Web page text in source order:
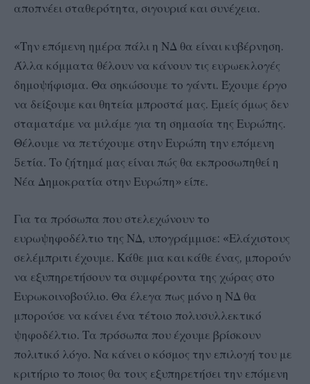
αποπνέει σταθερότητα, σιγουριά και συνέχεια.
«Την επόμενη ημέρα πάλι η ΝΔ θα είναι κυβέρνηση.
Άλλα κόμματα θέλουν να κάνουν τις ευρωεκλογές
δημοψήφισμα. Θα σηκώσουμε το γάντι. Έχουμε έργο
να δείξουμε και θητεία μπροστά μας. Εμείς όμως δεν
σταματάμε να μιλάμε για τη σημασία της Ευρώπης.
Θέλουμε να πετύχουμε στην Ευρώπη την επόμενη
5ετία. Το ζήτημά μας είναι πώς θα εκπροσωπηθεί η
Νέα Δημοκρατία στην Ευρώπη» είπε.
Για τα πρόσωπα που στελεχώνουν το
ευρωψηφοδέλτιο της ΝΔ, υπογράμμισε: «Ελάχιστους
σελέμπριτι έχουμε. Κάθε μια και κάθε ένας, μπορούν
να εξυπηρετήσουν τα συμφέροντα της χώρας στο
Ευρωκοινοβούλιο. Θα έλεγα πως μόνο η ΝΔ θα
μπορούσε να κάνει ένα τέτοιο πολυσυλλεκτικό
ψηφοδέλτιο. Τα πρόσωπα που έχουμε βρίσκουν
πολιτικό λόγο. Να κάνει ο κόσμος την επιλογή του με
κριτήριο το ποιος θα τους εξυπηρετήσει την επόμενη